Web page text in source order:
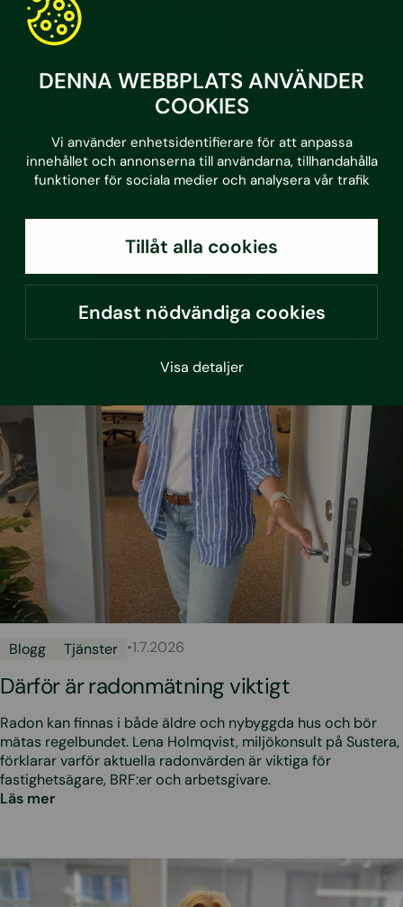
DENNA WEBBPLATS ANVÄNDER
COOKIES
Vi använder enhetsidentifierare för att anpassa
innehållet och annonserna till användarna, tillhandahålla
funktioner för sociala medier och analysera vår trafik
Tillåt alla cookies
Endast nödvändiga cookies
Visa detaljer
säsong
Energianvändningen under byggproduktion varierar kraftigt
mellan projekt, och ofta finns stor potential att minska både
kostnader och klimatpåverkan. Med Geolo erbjuder Sustera
och kyla, anpassad efter varje projekts behov.
Läs mer
Blogg Tjänster •1.7.2026
Därför är radonmätning viktigt
Radon kan finnas i både äldre och nybyggda hus och bör
mätas regelbundet. Lena Holmqvist, miljökonsult på Sustera,
förklarar varför aktuella radonvärden är viktiga för
fastighetsägare, BRF:er och arbetsgivare.
Läs mer